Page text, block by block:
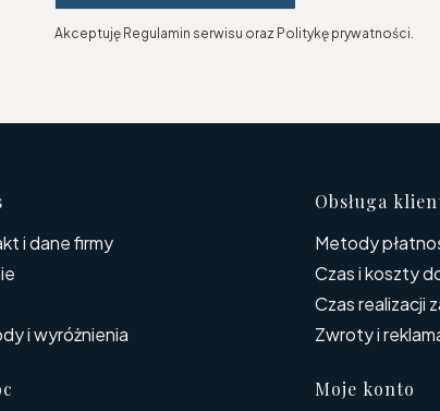
Akceptuję Regulamin serwisu oraz Politykę prywatności.
w stopce
i dane firmy
i wyróżnienia
Obsługa
Metody
Czas i koszty
Czas realizacji
Zwroty i
Moje konto